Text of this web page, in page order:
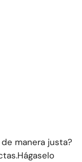
manera justa?
Hágaselo